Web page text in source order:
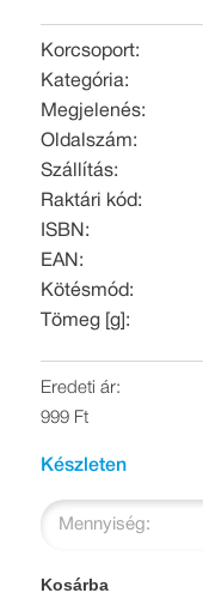
Korcsoport:
Kategória:
Megjelenés:
Oldalszám:
Szállítás:
Raktári kód:
ISBN:
EAN:
Kötésmód:
Tömeg [g]:
Eredeti ár:
999 Ft
Készleten
Mennyiség:
Kosárba